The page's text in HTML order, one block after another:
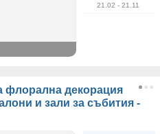
21.02 - 21.11
флорална декорация
и зали за събития -